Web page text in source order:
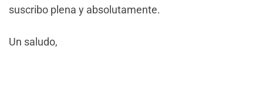
suscribo plena y absolutamente.
Un saludo,